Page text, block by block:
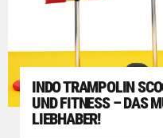
INDO TRAMPOLIN
UND FITNESS – DAS
LIEBHABER!